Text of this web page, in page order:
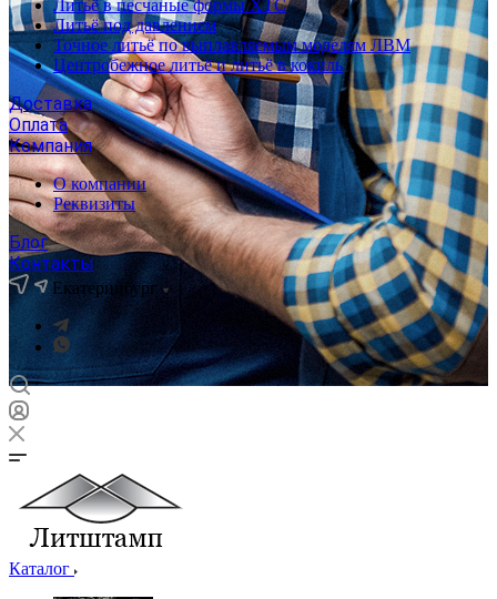
Литьё в песчаные формы ХТС
Литьё под давлением
Точное литьё по выплавляемым моделям ЛВМ
Центробежное литьё и литьё в кокиль
Доставка
Оплата
Компания
О компании
Реквизиты
Блог
Контакты
Екатеринбург
Каталог